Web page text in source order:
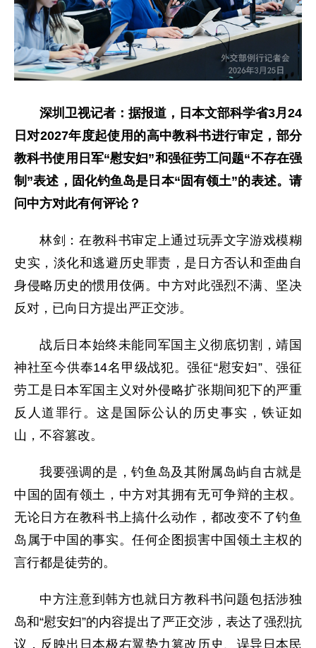
深圳卫视记者：据报道，日本文部科学省3月24
日对2027年度起使用的高中教科书进行审定，部分
教科书使用日军“慰安妇”和强征劳工问题“不存在强
制”表述，固化钓鱼岛是日本“固有领土”的表述。请
问中方对此有何评论？
林剑：在教科书审定上通过玩弄文字游戏模糊
史实，淡化和逃避历史罪责，是日方否认和歪曲自
身侵略历史的惯用伎俩。中方对此强烈不满、坚决
反对，已向日方提出严正交涉。
战后日本始终未能同军国主义彻底切割，靖国
神社至今供奉14名甲级战犯。强征“慰安妇”、强征
劳工是日本军国主义对外侵略扩张期间犯下的严重
反人道罪行。这是国际公认的历史事实，铁证如
山，不容篡改。
我要强调的是，钓鱼岛及其附属岛屿自古就是
中国的固有领土，中方对其拥有无可争辩的主权。
无论日方在教科书上搞什么动作，都改变不了钓鱼
岛属于中国的事实。任何企图损害中国领土主权的
言行都是徒劳的。
中方注意到韩方也就日方教科书问题包括涉独
岛和“慰安妇”的内容提出了严正交涉，表达了强烈抗
议，反映出日本极右翼势力篡改历史、误导日本民